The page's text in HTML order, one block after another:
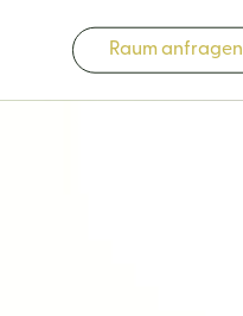
Raum anfragen